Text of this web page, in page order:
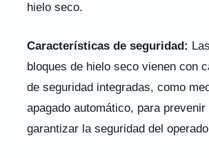
hielo seco.
Características de seguridad:
bloques de hielo seco vienen con
de seguridad integradas, como
apagado automático, para
garantizar la seguridad del